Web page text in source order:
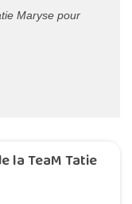
Maryse pour
la TeaM Tatie